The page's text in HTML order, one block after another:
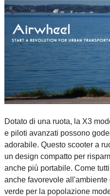
Dotato di una ruota, la X3
e piloti avanzati possono
adorabile. Questo scooter a
un design compatto per
anche più portabile. Come
anche favorevole
verde per la popolazione